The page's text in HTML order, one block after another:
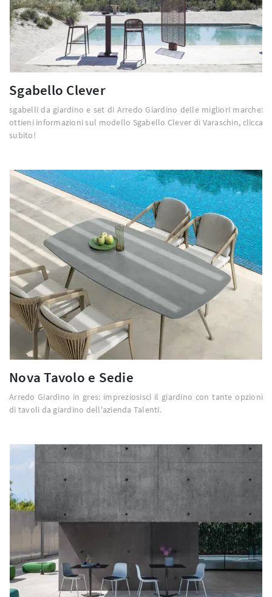
Sgabello Clever
sgabelli da giardino e set di Arredo Giardino delle migliori marche:
ottieni informazioni sul modello Sgabello Clever di Varaschin, clicca
subito!
Nova Tavolo e Sedie
Arredo Giardino in gres: impreziosisci il giardino con tante opzioni
di tavoli da giardino dell'azienda Talenti.